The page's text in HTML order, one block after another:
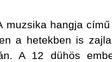
muzsika hangja
a hetekben is
A 12 dühös